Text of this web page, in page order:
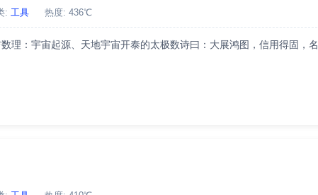
: 工具 热度: 436℃
理：宇宙起源、天地宇宙开泰的太极数诗曰：大展鸿图，信用得固，名